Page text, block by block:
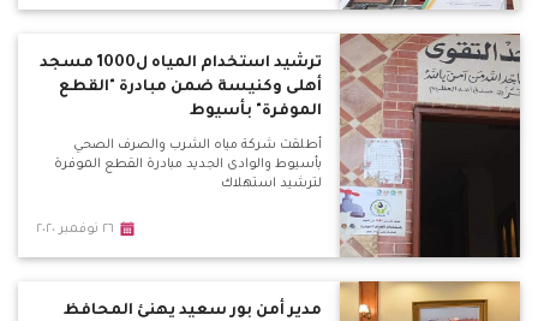
ترشيد استخدام المياه ل1000 مسجد
أهلى وكنيسة ضمن مبادرة "القطع
الموفرة" بأسيوط
أطلقت شركة مياه الشرب والصرف الصحي
بأسيوط والوادى الجديد مبادرة القطع الموفرة
لترشيد استهلاك
٢٦ نوفمبر ٢٠٢٠
مدير أمن بور سعيد يهنئ المحافظ